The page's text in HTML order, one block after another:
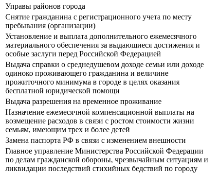
Управы районов города
Снятие гражданина с регистрационного учета по месту
пребывания (организации)
Установление и выплата дополнительного ежемесячного
материального обеспечения за выдающиеся достижения и
особые заслуги перед Российской Федерацией
Выдача справки о среднедушевом доходе семьи или доходе
одиноко проживающего гражданина и величине
прожиточного минимума в городе в целях оказания
бесплатной юридической помощи
Выдача разрешения на временное проживание
Назначение ежемесячной компенсационной выплаты на
возмещение расходов в связи с ростом стоимости жизни
семьям, имеющим трех и более детей
Замена паспорта РФ в связи с изменением внешности
Главное управление Министерства Российской Федерации
по делам гражданской обороны, чрезвычайным ситуациям и
ликвидации последствий стихийных бедствий по городу